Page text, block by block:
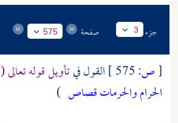
جزء 3 صفحة 575
[ص: القول فيتأويل قوله تعالى (
الحرام والحرمات قصاص )